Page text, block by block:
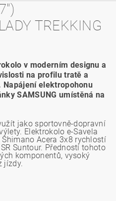
TREKKING
v moderním designu a
na profilu tratě a
elektropohonu
SAMSUNG umístěná na
jako sportovně-dopravní
Elektrokolo e-Savela
Acera 3x8 rychlostí
Suntour. Předností tohoto
komponentů, vysoký
jízdy.